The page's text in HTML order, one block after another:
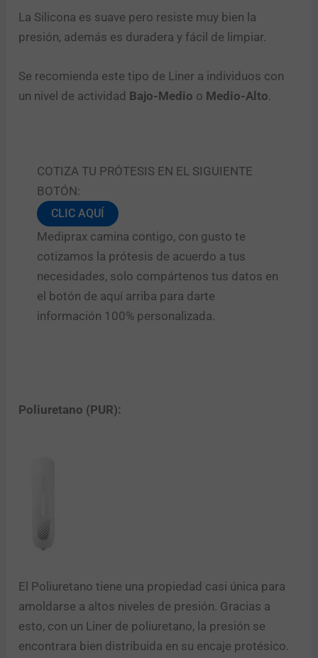
La Silicona es suave pero resiste muy bien la
presión, además es duradera y fácil de limpiar.
Se recomienda este tipo de Liner a individuos con
un nivel de actividad Bajo-Medio o Medio-Alto.
COTIZA TU PRÓTESIS EN EL SIGUIENTE
BOTÓN:
CLIC AQUÍ
Mediprax camina contigo, con gusto te
cotizamos la prótesis de acuerdo a tus
necesidades, solo compártenos tus datos en
el botón de aquí arriba para darte
información 100% personalizada.
Poliuretano (PUR):
El Poliuretano tiene una propiedad casi única para
amoldarse a altos niveles de presión. Gracias a
esto, con un Liner de poliuretano, la presión se
encontrara bien distribuida en su encaje protésico.